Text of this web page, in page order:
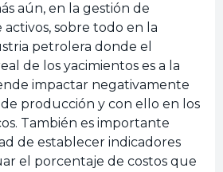
aún, en la gestión de
sobre todo en la
petrolera donde el
de los yacimientos es a la
impactar negativamente
producción y con ello en los
También es importante
de establecer indicadores
el porcentaje de costos que